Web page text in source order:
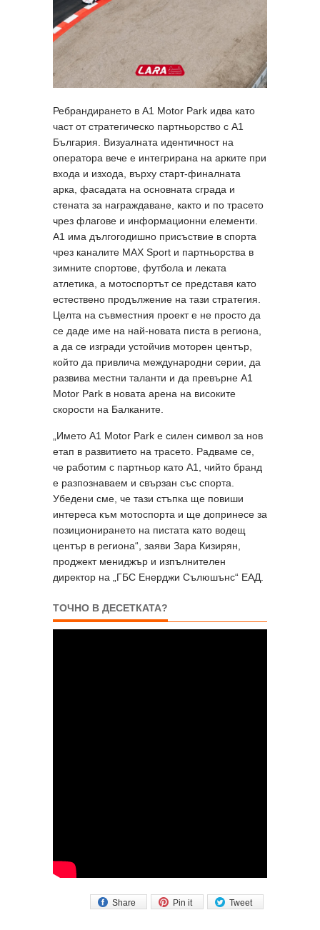
Ребрандирането в A1 Motor Park идва като
част от стратегическо партньорство с A1
България. Визуалната идентичност на
оператора вече е интегрирана на арките при
входа и изхода, върху старт-финалната
арка, фасадата на основната сграда и
стената за награждаване, както и по трасето
чрез флагове и информационни елементи.
A1 има дългогодишно присъствие в спорта
чрез каналите MAX Sport и партньорства в
зимните спортове, футбола и леката
атлетика, а мотоспортът се представя като
естествено продължение на тази стратегия.
Целта на съвместния проект е не просто да
се даде име на най-новата писта в региона,
а да се изгради устойчив моторен център,
който да привлича международни серии, да
развива местни таланти и да превърне A1
Motor Park в новата арена на високите
скорости на Балканите.
„Името A1 Motor Park е силен символ за нов
етап в развитието на трасето. Радваме се,
че работим с партньор като A1, чийто бранд
е разпознаваем и свързан със спорта.
Убедени сме, че тази стъпка ще повиши
интереса към мотоспорта и ще допринесе за
позиционирането на пистата като водещ
център в региона“, заяви Зара Кизирян,
проджект мениджър и изпълнителен
директор на „ГБС Енерджи Сълюшънс“ ЕАД.
ТОЧНО В ДЕСЕТКАТА?
Tweet
Pin it
Share